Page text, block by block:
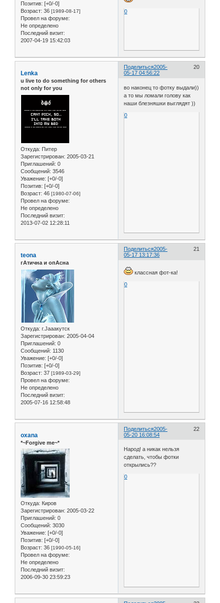
Позитив: [+0/-0]
Возраст: 36 [1989-08-17]
Провел на форуме:
Не определено
Последний визит:
2007-04-19 15:42:03
0
Поделиться 20
2005-
05-17 04:56:22
Lenka
u live to do something for others
not only for you
Откуда: Питер
Зарегистрирован: 2005-03-21
Приглашений: 0
Сообщений: 3546
Уважение: [+0/-0]
Позитив: [+0/-0]
Возраст: 46 [1980-07-06]
Провел на форуме:
Не определено
Последний визит:
2013-07-02 12:28:11
во наконец то фотку выдали))
а то мы ломали голову как
наши блезняшки выглядят ))
0
Поделиться 21
2005-
05-17 13:17:36
teona
гАтична и опАсна
Откуда: г.Jaaaкутск
Зарегистрирован: 2005-04-04
Приглашений: 0
Сообщений: 1130
Уважение: [+0/-0]
Позитив: [+0/-0]
Возраст: 37 [1989-03-29]
Провел на форуме:
Не определено
Последний визит:
2005-07-16 12:58:48
классная фот-ка!
0
Поделиться 22
2005-
05-20 16:08:54
oxana
*~Forgive me~*
Откуда: Киров
Зарегистрирован: 2005-03-22
Приглашений: 0
Сообщений: 3030
Уважение: [+0/-0]
Позитив: [+0/-0]
Возраст: 36 [1990-05-16]
Провел на форуме:
Не определено
Последний визит:
2006-09-30 23:59:23
Народ! а никак нельзя
сделать, чтобы фотки
открылись??
0